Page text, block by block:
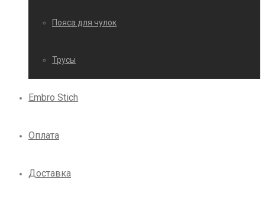
Пояса для чулок
Трусы
Embro Stich
Оплата
Доставка